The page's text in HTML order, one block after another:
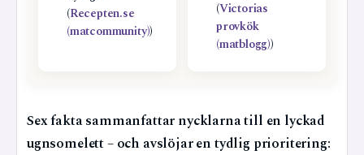
(Recepten.se
(matcommunity))
(Victorias
provkök
(matblogg))
Sex fakta sammanfattar nycklarna till en lyckad
ugnsomelett – och avslöjar en tydlig prioritering: